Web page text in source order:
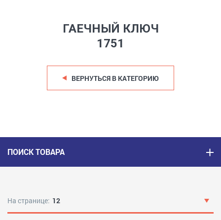
ГАЕЧНЫЙ КЛЮЧ
1751
ВЕРНУТЬСЯ В КАТЕГОРИЮ
ПОИСК ТОВАРА
На странице: 12